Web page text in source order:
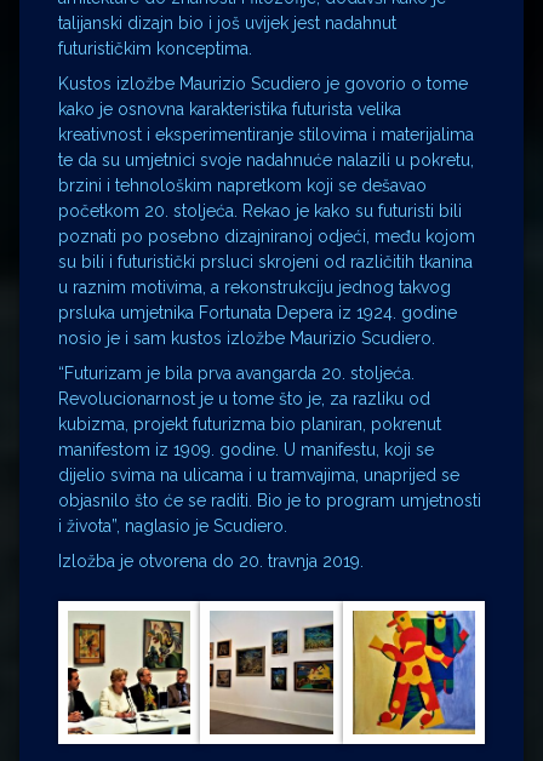
talijanski dizajn bio i još uvijek jest nadahnut
futurističkim konceptima.
Kustos izložbe Maurizio Scudiero je govorio o tome
kako je osnovna karakteristika futurista velika
kreativnost i eksperimentiranje stilovima i materijalima
te da su umjetnici svoje nadahnuće nalazili u pokretu,
brzini i tehnološkim napretkom koji se dešavao
početkom 20. stoljeća. Rekao je kako su futuristi bili
poznati po posebno dizajniranoj odjeći, među kojom
su bili i futuristički prsluci skrojeni od različitih tkanina
u raznim motivima, a rekonstrukciju jednog takvog
prsluka umjetnika Fortunata Depera iz 1924. godine
nosio je i sam kustos izložbe Maurizio Scudiero.
“Futurizam je bila prva avangarda 20. stoljeća.
Revolucionarnost je u tome što je, za razliku od
kubizma, projekt futurizma bio planiran, pokrenut
manifestom iz 1909. godine. U manifestu, koji se
dijelio svima na ulicama i u tramvajima, unaprijed se
objasnilo što će se raditi. Bio je to program umjetnosti
i života”, naglasio je Scudiero.
Izložba je otvorena do 20. travnja 2019.